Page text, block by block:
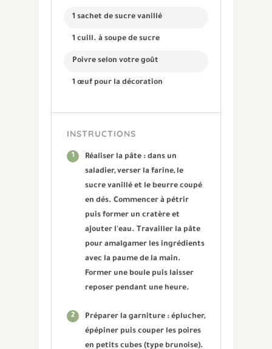
1 sachet de sucre vanillé
1 cuill. à soupe de sucre
Poivre selon votre goût
1 œuf pour la décoration
INSTRUCTIONS
1
Réaliser la pâte : dans un
saladier, verser la farine, le
sucre vanillé et le beurre coupé
en dés. Commencer à pétrir
puis former un cratère et
ajouter l'eau. Travailler la pâte
pour amalgamer les ingrédients
avec la paume de la main.
Former une boule puis laisser
reposer pendant une heure.
2
Préparer la garniture : éplucher,
épépiner puis couper les poires
en petits cubes (type brunoise).